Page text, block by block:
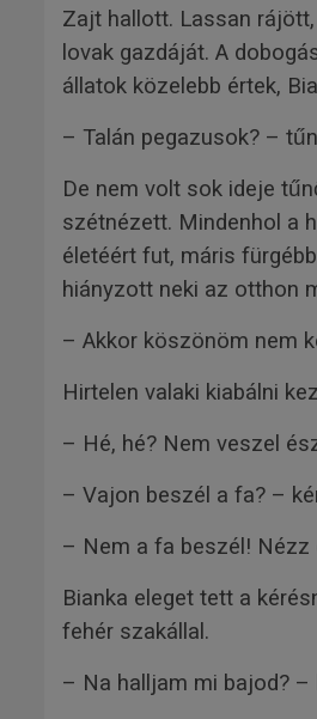
Zajt hallott. Lassan
lovak gazdáját. A
állatok közelebb értek,
– Talán pegazusok? –
De nem volt sok ideje
szétnézett. Mindenhol a
életéért fut, máris
hiányzott neki az otthon
– Akkor köszönöm nem
Hirtelen valaki kiabálni
– Hé, hé? Nem veszel
– Vajon beszél a fa? –
– Nem a fa beszél! Nézz
Bianka eleget tett a
fehér szakállal.
– Na halljam mi bajod?